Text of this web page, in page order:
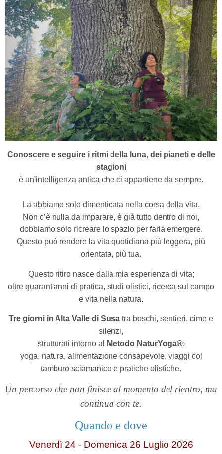
Conoscere e seguire i ritmi della luna, dei pianeti e delle
stagioni
è un'intelligenza antica che ci appartiene da sempre.
La abbiamo solo dimenticata nella corsa della vita.
Non c’è nulla da imparare, è già tutto dentro di noi,
dobbiamo solo ricreare lo spazio per farla emergere.
Questo può rendere la vita quotidiana più leggera, più
orientata, più tua.
Questo ritiro nasce dalla mia esperienza di vita;
oltre quarant'anni di pratica, studi olistici, ricerca sul campo
e vita nella natura.
Tre giorni in Alta Valle di Susa tra boschi, sentieri, cime e
silenzi,
strutturati intorno al
Metodo NaturYoga®:
yoga, natura, alimentazione consapevole, viaggi col
tamburo sciamanico e pratiche olistiche.
Un percorso che non finisce al momento del rientro, ma
continua con te.
Quando e dove
Venerdì 24 - Domenica 26 Luglio 2026